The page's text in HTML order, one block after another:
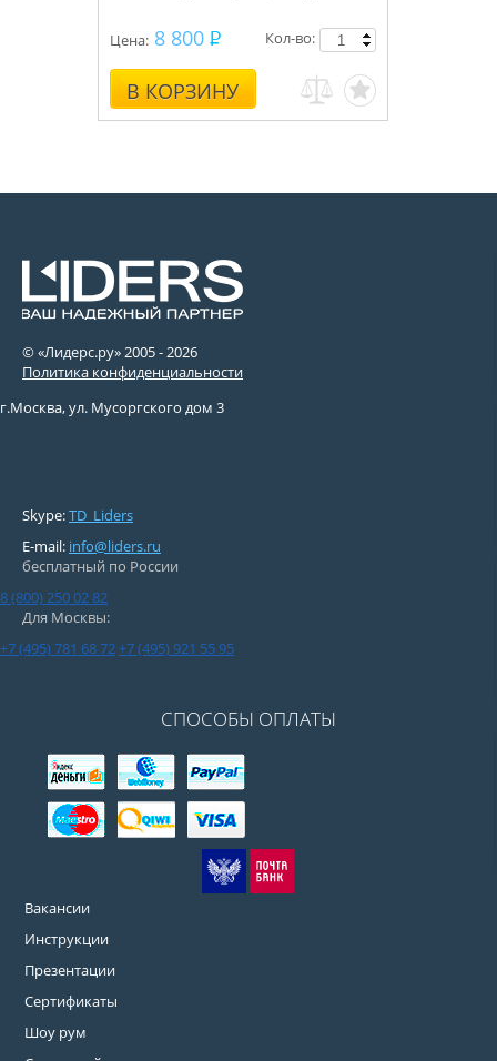
Цена: 8 800
В КОРЗИНУ
Кол-во:
© «Лидерс.ру» 2005 -2026
Политика конфиденциальности
г.Москва, ул. Мусоргского дом 3
Skype:TD_Liders
E-mail: info@liders.ru
бесплатный по России
8 (800) 250 02 82
Для Москвы:
+7 (495) 781 68 72+7 (495) 921 55 95
СПОСОБЫ ОПЛАТЫ
Вакансии
Инструкции
Презентации
Сертификаты
Шоу рум